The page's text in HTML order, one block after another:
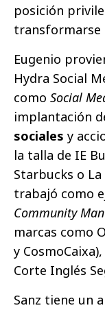
posición
transformarse
Eugenio
Hydra Social
como Social
implantación
sociales y
la talla de IE
Starbucks o
trabajó como
Community
marcas como
y
Corte Inglés
Sanz tiene un